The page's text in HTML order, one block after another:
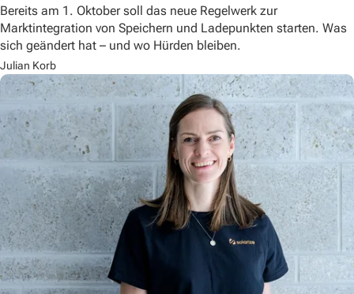
Bereits am 1. Oktober soll das neue Regelwerk zur
Marktintegration von Speichern und Ladepunkten starten. Was
sich geändert hat – und wo Hürden bleiben.
Julian Korb